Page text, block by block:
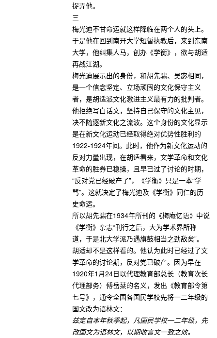
捉弄他。
三
梅光迪不甘命运就这样降临在两个人的头上。
于是他在回到南开大学短暂执教后，来到东南
大学，他纠集人马，创办《学衡》，欲与胡适
再战江湖。
梅光迪展示出的身份，和胡先骕、吴宓相同，
是一个信念坚定、立场顽固的文化保守主义
者，是胡适派文化激进主义最有力的批判者。
他拒绝写白话文，坚持自己保守的文化主见，
决不随逐新文化之流波。这个身份的文化显示
是在新文化运动已经取得绝对优势性胜利的
1922-1924年间。此时，他作为新文化运动的
反对力量出现，在胡适看来，文学革命和文化
革命的胜券已稳操，且早已过了讨论的时期，
“反对党已经破产了”，《学衡》只是一本“学
骂”。这就决定了梅光迪及《学衡》同仁的历
史命运。
所以胡先骕在1934年所刊的《梅庵忆语》中说
《学衡》杂志“刊行之后，大为学术界所称
道，于是北大学派乃遇旗鼓相当之劲敌矣”。
胡适却不是这样看的。他认为此时已经过了文
学革命的讨论期，反对党已破产。因为早在
1920年1月24日以代理教育部总长（教育次长
代理部务）傅岳棻的名义，发出《教育部令第
七号》，通令全国各国民学校先将一二年级的
国文改为语林文：
兹定自本年秋季起，凡国民学校一二年级，先
改国文为语林文，以期收言文一致之效。